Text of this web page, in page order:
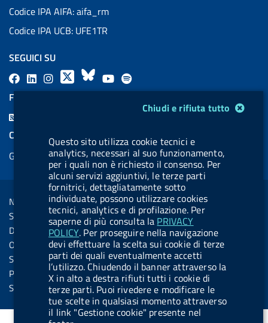
Chiudi e rifiuta tutto
Questo sito utilizza cookie tecnici e
analytics, necessari al suo funzionamento,
per i quali non è richiesto il consenso. Per
alcuni servizi aggiuntivi, le terze parti
fornitrici, dettagliatamente sotto
individuate, possono utilizzare cookies
tecnici, analytics e di profilazione. Per
saperne di più consulta la PRIVACY
POLICY. Per proseguire nella navigazione
devi effettuare la scelta sui cookie di terze
parti dei quali eventualmente accetti
l’utilizzo. Chiudendo il banner attraverso la
X in alto a destra rifiuti tutti i cookie di
terze parti. Puoi rivedere e modificare le
tue scelte in qualsiasi momento attraverso
il link "Gestione cookie" presente nel
Codice IPA AIFA: aifa_rm
Codice IPA UCB: UFE1TR
SEGUICI SU
F
a
L
i
a
l
.
b
u
t
t
o
n
.
i
n
s
X
B
l
s
k
y
Y
o
u
b
e
l
a
l
.
b
u
t
t
o
n
.
s
p
o
FEED RSS
COOKIES
Gestione cookie
Sezione Link Utili
Note legali
Social Media Policy
Dichiarazione di accessibilità
Obiettivi di accessibilità
Statistiche sito
Privacy
Servizi Online